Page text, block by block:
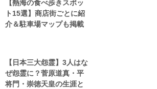
【熱海の食べ歩きスポッ
ト15選】商店街ごとに紹
介＆駐車場マップも掲載
【日本三大怨霊】3人はな
ぜ怨霊に？菅原道真・平
将門・崇徳天皇の生涯と